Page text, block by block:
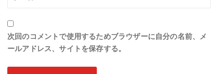
次回のコメントで使用するためブラウザーに自分の名前、メ
ールアドレス、サイトを保存する。